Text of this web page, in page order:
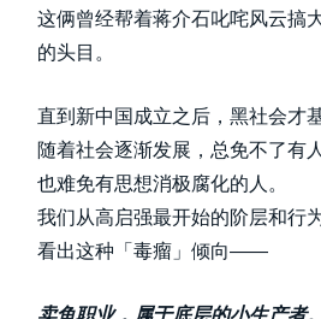
这俩曾经帮着蒋介石叱咤风云搞
的头目。
直到新中国成立之后，黑社会才
随着社会逐渐发展，总免不了有
也难免有思想消极腐化的人。
我们从高启强最开始的阶层和行
看出这种「毒瘤」倾向——